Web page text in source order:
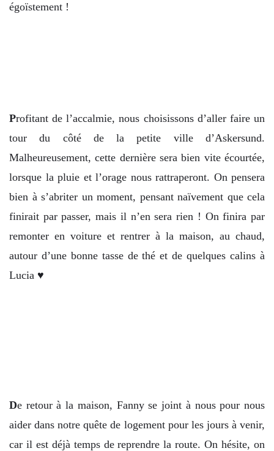
égoïstement !
Profitant de l’accalmie, nous choisissons d’aller faire un
tour du côté de la petite ville d’Askersund.
Malheureusement, cette dernière sera bien vite écourtée,
lorsque la pluie et l’orage nous rattraperont. On pensera
bien à s’abriter un moment, pensant naïvement que cela
finirait par passer, mais il n’en sera rien ! On finira par
remonter en voiture et rentrer à la maison, au chaud,
autour d’une bonne tasse de thé et de quelques calins à
Lucia ♥
De retour à la maison, Fanny se joint à nous pour nous
aider dans notre quête de logement pour les jours à venir,
car il est déjà temps de reprendre la route. On hésite, on